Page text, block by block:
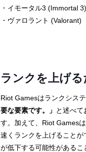
・イモータル3 (Immortal 3)
・ヴァロラント (Valorant)
ランクを上げ
Riot Gamesはランクシス
要な要素です。」 と述べ
す。加えて、Riot Games
速くランクを上げること
が低下する可能性があるこ